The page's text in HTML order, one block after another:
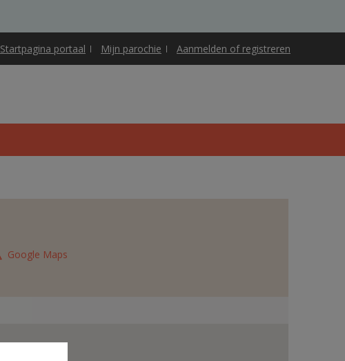
Startpagina portaal Mijn parochie Aanmelden of registreren
Google Maps